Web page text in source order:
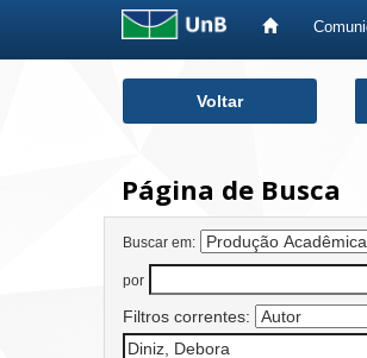
Voltar
Página de Busca
Buscar em:
por
Filtros correntes: